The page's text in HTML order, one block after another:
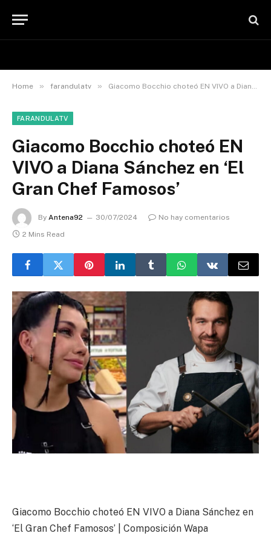
Home » farandulatv » Giacomo Bocchio choteó EN VIVO a Diana Sánchez en ‘El Gran Chef Famosos’
FARANDULATV
Giacomo Bocchio choteó EN
VIVO a Diana Sánchez en ‘El
Gran Chef Famosos’
By Antena92 30/07/2024
No hay comentarios
2 Mins Read
Giacomo Bocchio choteó EN VIVO a Diana Sánchez en
‘El Gran Chef Famosos’ | Composición Wapa